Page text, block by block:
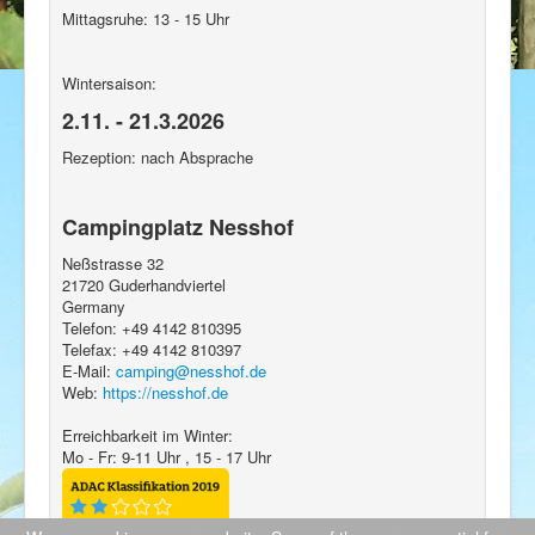
Mittagsruhe: 13 - 15 Uhr
Wintersaison:
2.11. - 21.3.2026
Rezeption: nach Absprache
Campingplatz Nesshof
Neßstrasse 32
21720 Guderhandviertel
Germany
Telefon: +49 4142 810395
Telefax: +49 4142 810397
E-Mail: camping@nesshof.de
Web: https://nesshof.de
Erreichbarkeit im Winter:
Mo - Fr: 9-11 Uhr , 15 - 17 Uhr